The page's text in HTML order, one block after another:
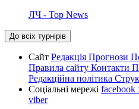
ЛЧ - Top News
До всіх турнірів
Сайт Редакція Прогнози
Правила сайту Контакти
Редакційна політика
Соціальні мережі facebook
viber